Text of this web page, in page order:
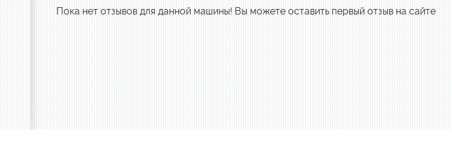
Пока нет отзывов для данной машины! Вы можете оставить первый отзыв на сайте